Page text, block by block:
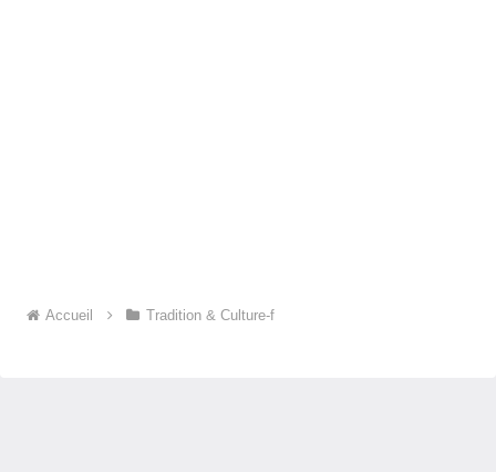
Accueil Tradition & Culture-f